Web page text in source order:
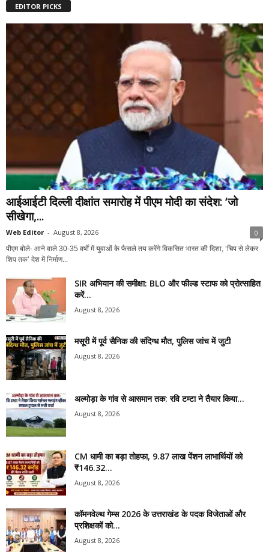
EDITOR PICKS
आईआईटी दिल्ली दीक्षांत समारोह में पीएम मोदी का संदेश: ‘जो
सीखेगा,...
Web Editor - August 8, 2026 0
पीएम बोले- आने वाले 30-35 वर्षों में युवाओं के फैसले तय करेंगे विकसित भारत की दिशा, ‘चिप से लेकर
शिप तक’ देश में निर्माण...
SIR अभियान की समीक्षा: BLO और फील्ड स्टाफ को प्रोत्साहित
करें...
August 8, 2026
मसूरी में पूर्व सैनिक की संदिग्ध मौत, पुलिस जांच में जुटी
August 8, 2026
अल्मोड़ा के गांव से आसमान तक: रवि टम्टा ने तैयार किया...
August 8, 2026
CM धामी का बड़ा तोहफा, 9.87 लाख पेंशन लाभार्थियों को
₹146.32...
August 8, 2026
कॉमनवेल्थ गेम्स 2026 के उत्तराखंड के पदक विजेताओं और
प्रशिक्षकों को...
August 8, 2026